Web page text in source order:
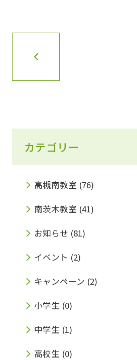
カテゴリー
高槻南教室 (76)
南茨木教室 (41)
お知らせ (81)
イベント (2)
キャンペーン (2)
小学生 (0)
中学生 (1)
高校生 (0)